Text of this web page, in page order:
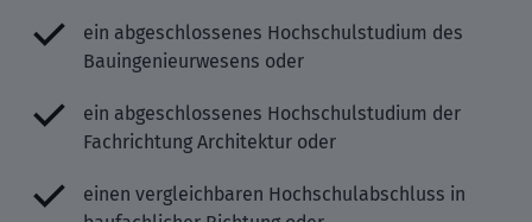
ein abgeschlossenes Hochschulstudium des
Bauingenieurwesens oder
ein abgeschlossenes Hochschulstudium der
Fachrichtung Architektur oder
einen vergleichbaren Hochschulabschluss in